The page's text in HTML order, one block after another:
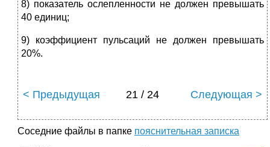
8) показатель ослепленности не должен превышать
40 единиц;
9) коэффициент пульсаций не должен превышать
20%.
< Предыдущая 21 / 24 Следующая >
Соседние файлы в папке пояснительная записка